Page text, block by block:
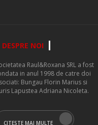
DESPRE NOI
Raul&Roxana SRL a fost
in anul 1998 de catre doi
Bungau Florin Marius si
Lapustea Adriana Nicoleta.
CITESTE MAI MULTE